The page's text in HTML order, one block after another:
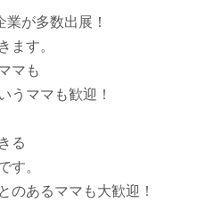
が多数出展！
ます。
マも
うママも歓迎！
る
す。
のあるママも大歓迎！